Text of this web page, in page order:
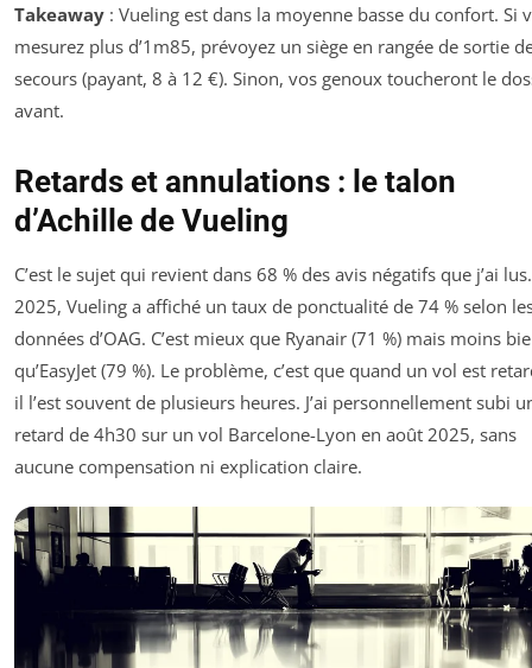
Takeaway : Vueling est dans la moyenne basse du confort. Si
mesurez plus d’1m85, prévoyez un siège en rangée de sortie
secours (payant, 8 à 12 €). Sinon, vos genoux toucheront le
avant.
Retards et annulations : le talon
d’Achille de Vueling
C’est le sujet qui revient dans 68 % des avis négatifs que j’ai
2025, Vueling a affiché un taux de ponctualité de 74 % selon
données d’OAG. C’est mieux que Ryanair (71 %) mais moins
qu’EasyJet (79 %). Le problème, c’est que quand un vol est
il l’est souvent de plusieurs heures. J’ai personnellement subi
retard de 4h30 sur un vol Barcelone-Lyon en août 2025, sans
aucune compensation ni explication claire.